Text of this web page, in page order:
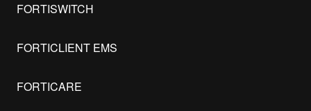
FORTISWITCH
FORTICLIENT EMS
FORTICARE